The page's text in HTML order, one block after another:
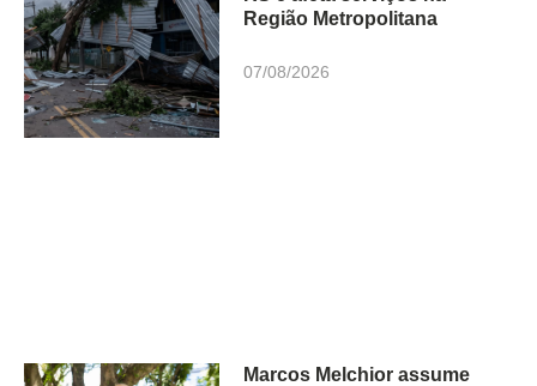
Região Metropolitana
07/08/2026
Marcos Melchior assume